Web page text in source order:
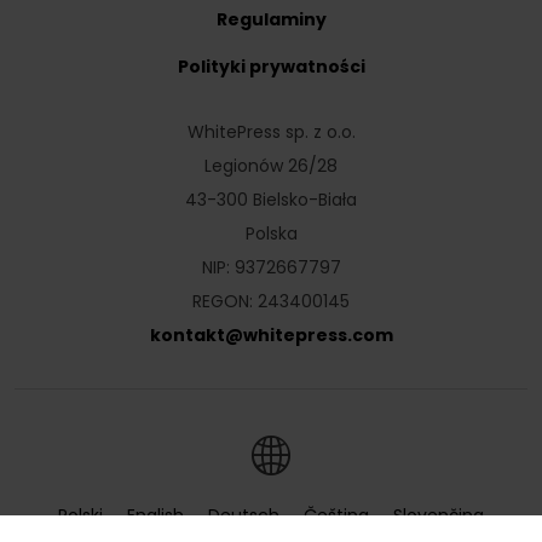
WhitePress sp. z o.o.
Legionów 26/28
43-300 Bielsko-Biała
Polska
NIP: 9372667797
REGON: 243400145
kontakt@whitepress.com
Regulaminy
Polityki prywatności
Polski English Deutsch Čeština Slovenčina